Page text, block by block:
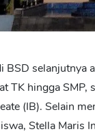
BSD selanjutnya
TK hingga
(IB). Selain
Stella Maris